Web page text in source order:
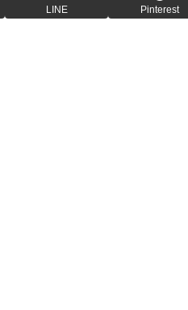
LINE Pinterest